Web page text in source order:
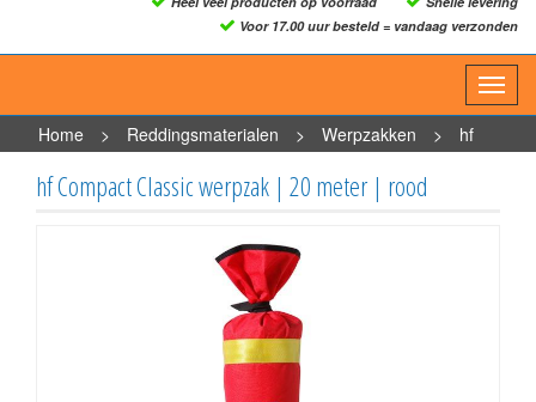
Voor 17.00 uur besteld = vandaag verzonden
Home
> Reddingsmaterialen > Werpzakken >
hf
Compact Classic werpzak | 20 meter | rood
hf Compact Classic werpzak | 20 meter | rood